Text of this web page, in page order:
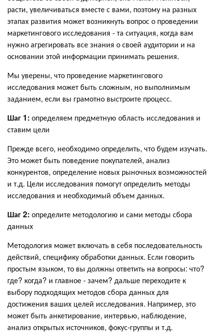
расти, увеличиваться вместе с вами, поэтому на разных
этапах развития может возникнуть вопрос о проведении
маркетингового исследования - та ситуация, когда вам
нужно агрегировать все знания о своей аудитории и на
основании этой информации принимать решения.
Мы уверены, что проведение маркетингового
исследования может быть сложным, но выполнимым
заданием, если вы грамотно выстроите процесс.
Шаг 1: определяем предметную область исследования и
ставим цели
Прежде всего, необходимо определить, что будем изучать.
Это может быть поведение покупателей, анализ
конкурентов, определение новых рыночных возможностей
и т.д. Цели исследования помогут определить методы
исследования и необходимый объем данных.
Шаг 2: определите методологию и сами методы сбора
данных
Методология может включать в себя последовательность
действий, специфику обработки данных. Если говорить
простым языком, то вы должны ответить на вопросы: что?
где? когда? и главное - зачем? дальше переходите к
выбору подходящих методов сбора данных для
достижения ваших целей исследования. Например, это
может быть анкетирование, интервью, наблюдение,
анализ открытых источников, фокус-группы и т.д.